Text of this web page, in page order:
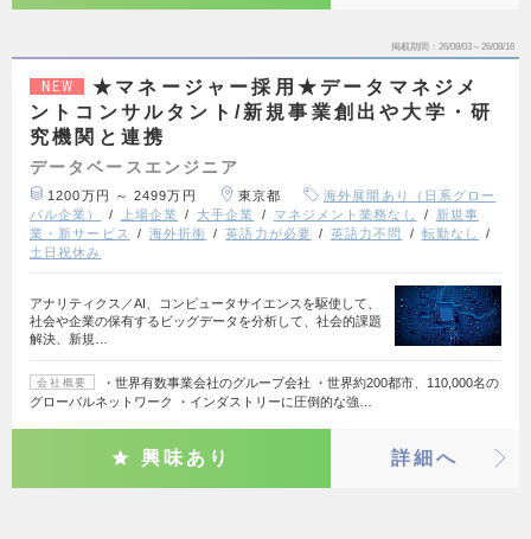
掲載期間 26/08/03～26/08/16
NEW
★マネージャー採用★データマネジメ
ントコンサルタント/新規事業創出や大学・研
究機関と連携
データベースエンジニア
1200万円 ～ 2499万円 東京都
海外展開あり（日系グロー
バル企業）
上場企業 大手企業 マネジメント業務なし
新規事
業・新サービス
海外折衝 英語力が必要 英語力不問
転勤なし
土日祝休み
アナリティクス／AI、コンピュータサイエンスを駆使して、
社会や企業の保有するビッグデータを分析して、社会的課題
解決、新規…
会社概要
・世界有数事業会社のグループ会社 ・世界約200都市、110,000名の
グローバルネットワーク ・インダストリーに圧倒的な強…
興味あり 詳細へ